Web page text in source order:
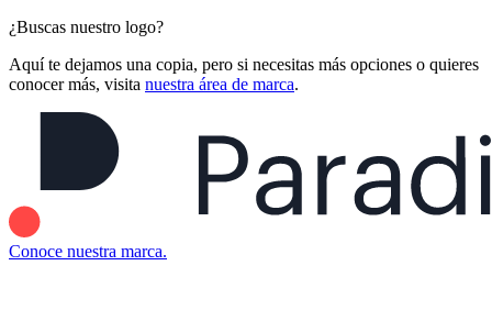
¿Buscas nuestro logo?
Aquí te dejamos una copia, pero si necesitas más opciones o quieres
conocer más, visita nuestra área de marca.
Conoce nuestra marca.